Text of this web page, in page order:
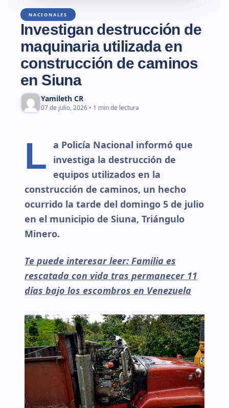
NACIONALES
Investigan destrucción de
maquinaria utilizada en
construcción de caminos
en Siuna
Yamileth CR
07 de julio, 2026 • 1 min de lectura
L a Policía Nacional informó que
investiga la destrucción de
equipos utilizados en la
construcción de caminos, un hecho
ocurrido la tarde del domingo 5 de julio
en el municipio de Siuna, Triángulo
Minero.
Te puede interesar leer: Familia es
rescatada con vida tras permanecer 11
días bajo los escombros en Venezuela